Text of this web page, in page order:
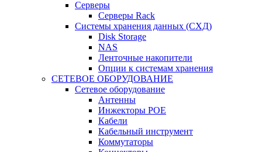
Серверы
Серверы Rack
Системы хранения данных (СХД)
Disk Storage
NAS
Ленточные накопители
Опции к системам хранения
СЕТЕВОЕ ОБОРУДОВАНИЕ
Cетевое оборудование
Антенны
Инжекторы POE
Кабели
Кабельный инструмент
Коммутаторы